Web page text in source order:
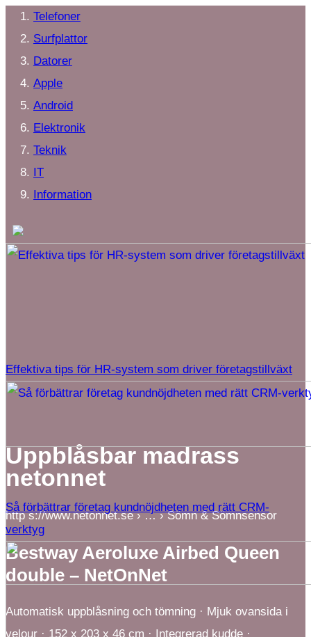
Telefoner
Surfplattor
Datorer
Apple
Android
Elektronik
Teknik
IT
Information
Effektiva tips för HR-system som driver företagstillväxt
Så förbättrar företag kundnöjdheten med rätt CRM-
verktyg
Uppblåsbar madrass
netonnet
http s://www.netonnet.se › … › Sömn & Sömnsensor
Bestway Aeroluxe Airbed Queen
double – NetOnNet
Automatisk uppblåsning och tömning · Mjuk ovansida i
velour · 152 x 203 x 46 cm · Integrerad kudde ·